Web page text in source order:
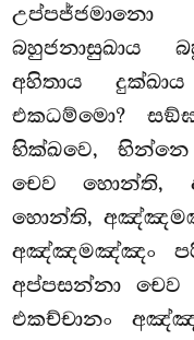
උප්පජ්ජමානො
බහුජනාසුඛාය
අහිතාය
එකධම්මො?
භික්ඛවෙ,
චෙව හොන්ති,
හොන්ති,
අඤ්ඤමඤ්ඤං
අප්පසන්නා
එකච්චානං